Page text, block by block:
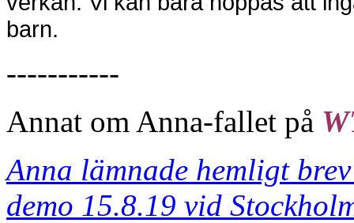
barn.
-----------
Annat om Anna-fallet på
Anna lämnade hemligt
demo 15.8.19 vid